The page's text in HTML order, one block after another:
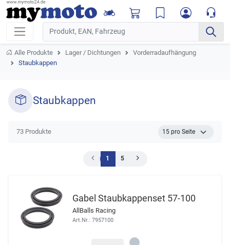
Alle Produkte Lager / Dichtungen
Vorderradaufhängung
Staubkappen
Staubkappen
73 Produkte
1 5
Gabel Staubkappenset 57-100
AllBalls Racing
Art.Nr.: 7957100